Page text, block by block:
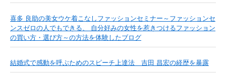
喜多 良助の美女ウケ着こなしファッションセミナー～ファッションセ
ンスゼロの人でもできる、 自分好みの女性を惹きつけるファッション
の買い方・選び方～の方法を体験したブログ
結婚式で感動を呼ぶためのスピーチ上達法 吉田 昌宏の経歴を暴露